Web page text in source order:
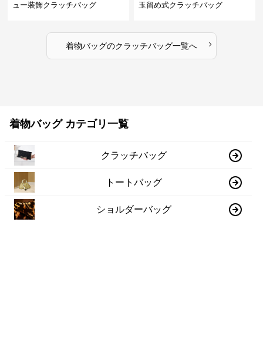
ュー装飾クラッチバッグ
玉留め式クラッチバッグ
着物バッグのクラッチバッグ一覧へ ›
着物バッグ カテゴリ一覧
クラッチバッグ
トートバッグ
ショルダーバッグ